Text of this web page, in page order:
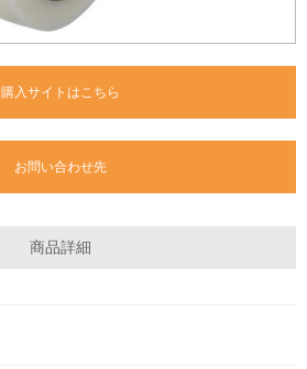
購入サイトはこちら
お問い合わせ先
商品詳細